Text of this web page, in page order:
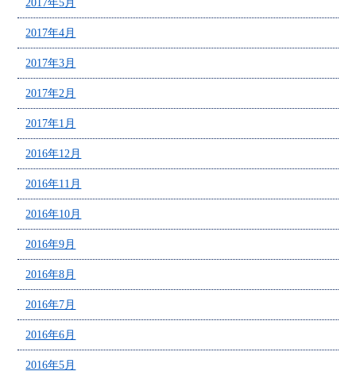
2017年5月
2017年4月
2017年3月
2017年2月
2017年1月
2016年12月
2016年11月
2016年10月
2016年9月
2016年8月
2016年7月
2016年6月
2016年5月